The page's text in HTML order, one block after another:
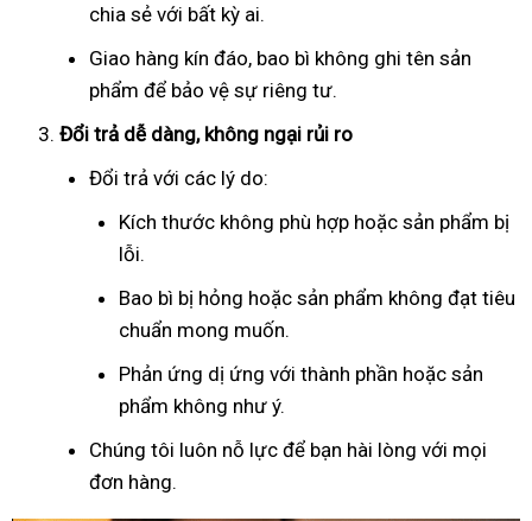
chia sẻ với bất kỳ ai.
Giao hàng kín đáo, bao bì không ghi tên sản
phẩm để bảo vệ sự riêng tư.
Đổi trả dễ dàng, không ngại rủi ro
Đổi trả với các lý do:
Kích thước không phù hợp hoặc sản phẩm bị
lỗi.
Bao bì bị hỏng hoặc sản phẩm không đạt tiêu
chuẩn mong muốn.
Phản ứng dị ứng với thành phần hoặc sản
phẩm không như ý.
Chúng tôi luôn nỗ lực để bạn hài lòng với mọi
đơn hàng.